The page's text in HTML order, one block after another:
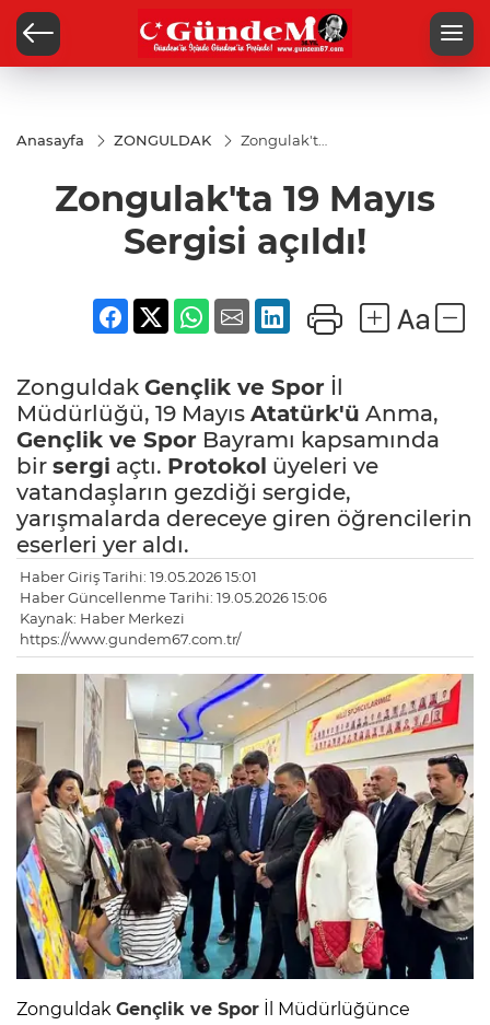
Anasayfa ZONGULDAK
Zongulak'ta
açıldı!
Zongulak'ta 19 Mayıs
Sergisi açıldı!
Zonguldak Gençlik ve Spor İl
Müdürlüğü, 19 Mayıs Atatürk'ü Anma,
Gençlik ve Spor Bayramı kapsamında
bir sergi açtı. Protokol üyeleri ve
vatandaşların gezdiği sergide,
yarışmalarda dereceye giren öğrencilerin
eserleri yer aldı.
Haber Giriş Tarihi: 19.05.2026 15:01
Haber Güncellenme Tarihi: 19.05.2026 15:06
Kaynak: Haber Merkezi
https://www.gundem67.com.tr/
Zonguldak Gençlik ve Spor İl Müdürlüğünce